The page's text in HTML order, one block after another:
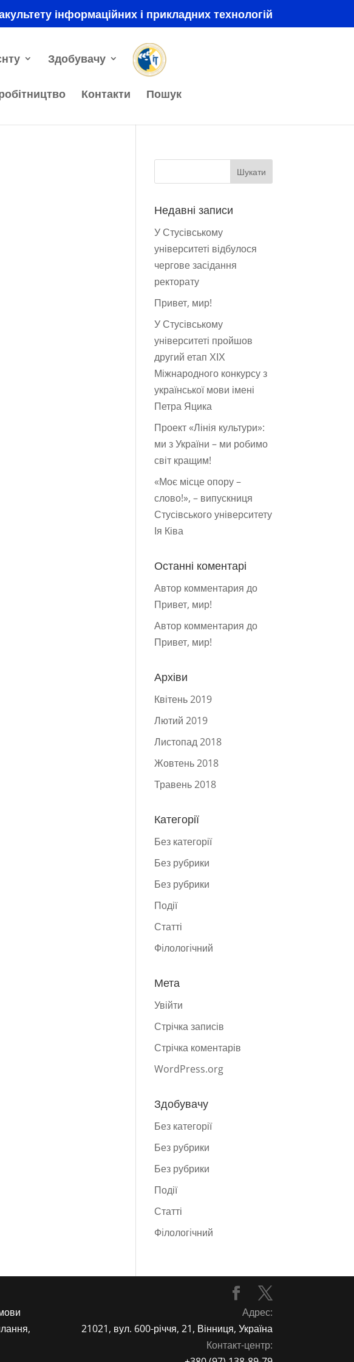
інформаційних і прикладних технологій
Здобувачу
Контакти Пошук
Недавні записи
У Стусівському
університеті відбулося
чергове засідання
ректорату
Привет, мир!
У Стусівському
університеті пройшов
другий етап ХІХ
Міжнародного конкурсу з
української мови імені
Петра Яцика
Проект «Лінія культури»:
ми з України – ми робимо
світ кращим!
«Моє місце опору –
слово!», – випускниця
Стусівського університету
Ія Ківа
Останні коментарі
Автор комментария до
Привет, мир!
Автор комментария до
Привет, мир!
Архіви
Квітень 2019
Лютий 2019
Листопад 2018
Жовтень 2018
Травень 2018
Категорії
Без категорії
Без рубрики
Без рубрики
Події
Статті
Фiлологiчний
Мета
Увійти
Стрічка записів
Стрічка коментарів
WordPress.org
Здобувачу
Без категорії
Без рубрики
Без рубрики
Події
Статті
Фiлологiчний
Адрес:
21021, вул. 600-річчя, 21, Вінниця, Україна
Контакт-центр: